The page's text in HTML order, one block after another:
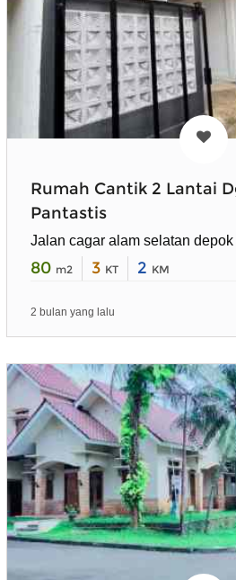
Rumah Cantik 2 Lantai
Pantastis
Jalan cagar alam selatan depok
80 m2 3 KT 2 KM
2 bulan yang lalu